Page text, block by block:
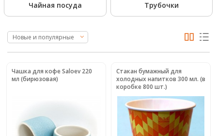
Чайная посуда Трубочки
Новые и популярные
Чашка для кофе Saloev 220
мл (бирюзовая)
Стакан бумажный для
холодных напитков 300 мл. (в
коробке 800 шт.)